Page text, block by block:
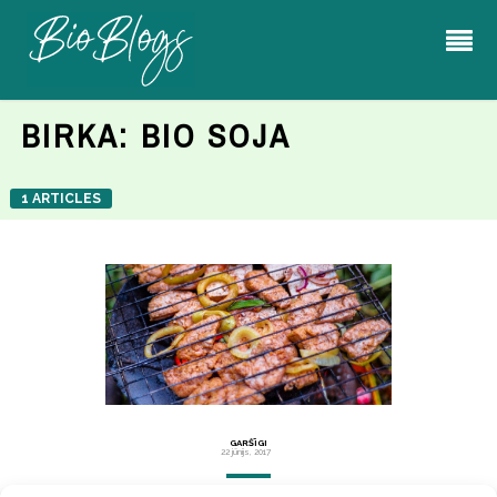
BIRKA: BIO SOJA
1 ARTICLES
GARŠĪGI
22 jūnijs, 2017